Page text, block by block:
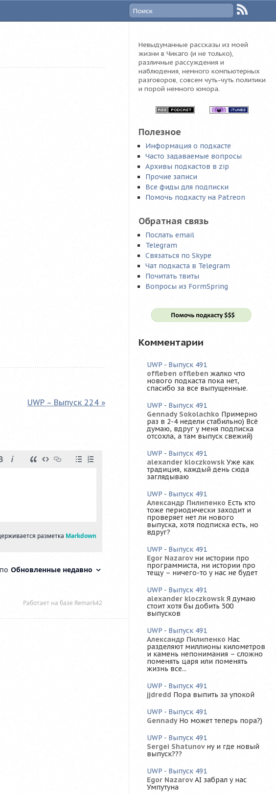
UWP – Выпуск 224 »
Невыдуманные рассказы из моей
жизни в Чикаго (и не только),
различные рассуждения и
наблюдения, немного компьютерных
разговоров, совсем чуть-чуть политики
и порой немного юмора.
Полезное
Информация о подкасте
Часто задаваемые вопросы
Архивы подкастов в zip
Прочие записи
Все фиды для подписки
Помочь подкасту на Patreon
Обратная связь
Послать email
Telegram
Связаться по Skype
Чат подкаста в Telegram
Почитать твиты
Вопросы из FormSpring
Комментарии
UWP - Выпуск 491
offleben offleben жалко что
нового подкаста пока нет,
спасибо за все выпущенные.
UWP - Выпуск 491
Gennady Sokolachko Примерно
раз в 2-4 недели стабильно) Всё
думаю, вдруг у меня подписка
отсохла, а там выпуск свежий)
UWP - Выпуск 491
alexander kloczkowsk Уже как
традиция, каждый день сюда
заглядываю
UWP - Выпуск 491
Александр Пилипенко Есть кто
тоже периодически заходит и
проверяет нет ли нового
выпуска, хотя подписка есть, но
вдруг?
UWP - Выпуск 491
Egor Nazarov ни истории про
программиста, ни истории про
тещу – ничего-то у нас не будет
UWP - Выпуск 491
alexander kloczkowsk Я думаю
стоит хотя бы добить 500
выпусков
UWP - Выпуск 491
Александр Пилипенко Нас
разделяют миллионы километров
и камень непонимания – сложно
поменять царя или поменять
жизнь все...
UWP - Выпуск 491
jjdredd Пора выпить за упокой
UWP - Выпуск 491
Gennady Но может теперь пора?)
UWP - Выпуск 491
Sergei Shatunov ну и где новый
выпуск???
UWP - Выпуск 491
Egor Nazarov AI забрал у нас
Умпутуна